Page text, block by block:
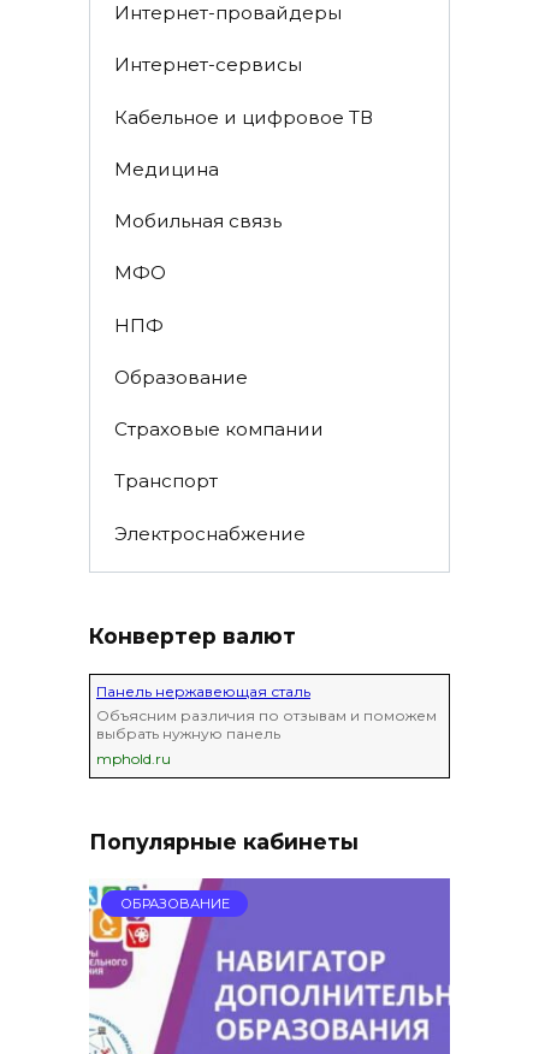
Интернет-провайдеры
Интернет-сервисы
Кабельное и цифровое ТВ
Медицина
Мобильная связь
МФО
НПФ
Образование
Страховые компании
Транспорт
Электроснабжение
Конвертер валют
Панель нержавеющая сталь
Объясним различия по отзывам и поможем
выбрать нужную панель
mphold.ru
Популярные кабинеты
ОБРАЗОВАНИЕ